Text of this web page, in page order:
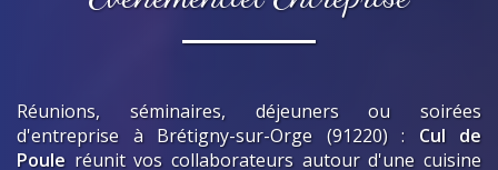
Réunions, séminaires, déjeuners ou soirées
d'entreprise à Brétigny-sur-Orge (91220): Cul de
Poule réunit vos collaborateurs autour d'une cuisine